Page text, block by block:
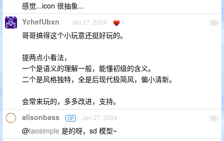
感觉...icon 很抽象...
30
YchefUbxn Jan 27, 2024 1
哥哥搞得这个小玩意还挺好玩的。
提两点小看法，
一个是语义的理解一般，能懂初级的含义。
二个是风格独特，全是后现代极简风，偏小清新。
会常来玩的，多多改进，支持。
31
alisonbass OP Jan 27, 2024
@taosimple 是的呀，sd 模型~